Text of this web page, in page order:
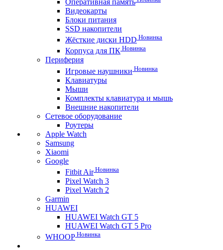
Видеокарты
Блоки питания
SSD накопители
Жёсткие диски HDD Новинка
Корпуса для ПК Новинка
Периферия
Игровые наушники Новинка
Клавиатуры
Мыши
Комплекты клавиатура и мышь
Внешние накопители
Сетевое оборудование
Роутеры
Apple Watch
Samsung
Xiaomi
Google
Fitbit AirНовинка
Pixel Watch 3
Pixel Watch 2
Garmin
HUAWEI
HUAWEI Watch GT 5
HUAWEI Watch GT 5 Pro
WHOOP Новинка